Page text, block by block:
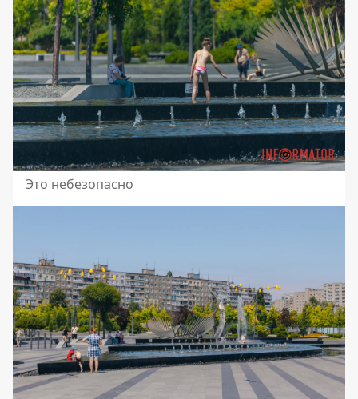
Это небезопасно